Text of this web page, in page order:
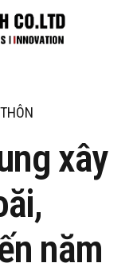
xây
năm